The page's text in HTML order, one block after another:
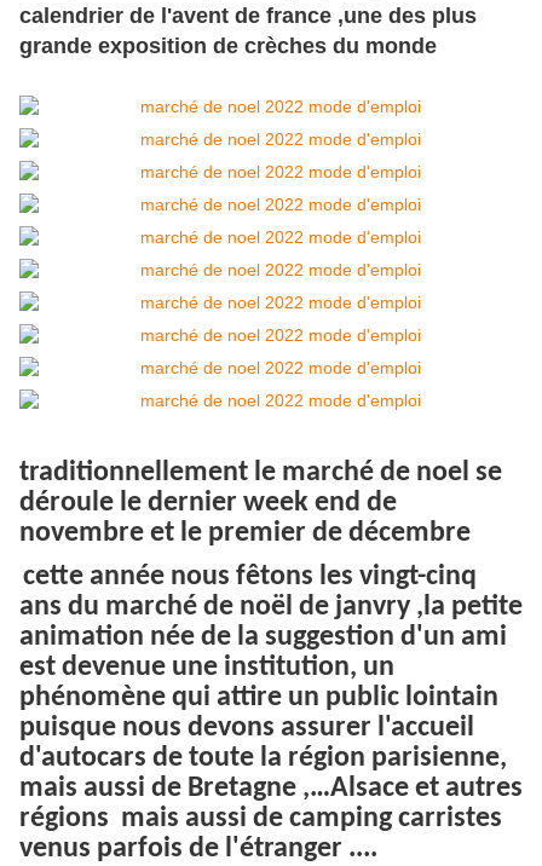
calendrier de l'avent de france ,une des plus
grande exposition de crèches du monde
traditionnellement le marché de noel se
déroule le dernier week end de
novembre et le premier de décembre
cette année nous fêtons les vingt-cinq
ans du marché de noël de janvry ,la petite
animation née de la suggestion d'un ami
est devenue une institution, un
phénomène qui attire un public lointain
puisque nous devons assurer l'accueil
d'autocars de toute la région parisienne,
mais aussi de Bretagne ,…Alsace et autres
régions mais aussi de camping carristes
venus parfois de l'étranger ....